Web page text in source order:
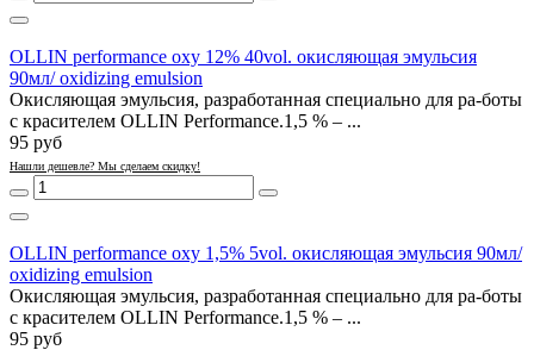
OLLIN performance oxy 12% 40vol. окисляющая эмульсия
90мл/ oxidizing emulsion
Окисляющая эмульсия, разработанная специально для ра-боты
с красителем OLLIN Performance.1,5 % – ...
95 руб
Нашли дешевле? Мы сделаем скидку!
OLLIN performance oxy 1,5% 5vol. окисляющая эмульсия 90мл/
oxidizing emulsion
Окисляющая эмульсия, разработанная специально для ра-боты
с красителем OLLIN Performance.1,5 % – ...
95 руб